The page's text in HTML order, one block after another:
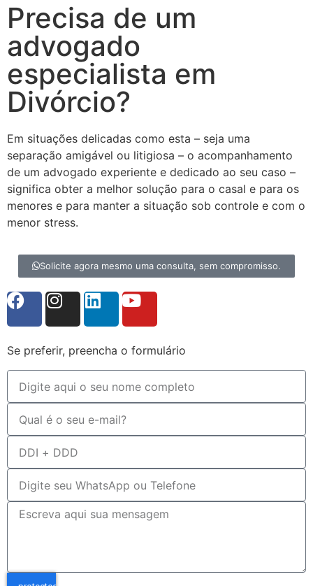
Precisa de um
advogado
especialista em
Divórcio?
Em situações delicadas como esta – seja uma
separação amigável ou litigiosa – o acompanhamento
de um advogado experiente e dedicado ao seu caso –
significa obter a melhor solução para o casal e para os
menores e para manter a situação sob controle e com o
menor stress.
Solicite agora mesmo uma consulta, sem compromisso.
Se preferir, preencha o formulário